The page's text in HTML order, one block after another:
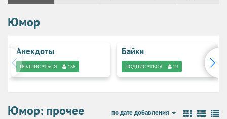
Юмор
Анекдоты
ПОДПИСАТЬСЯ 156
Байки
ПОДПИСАТЬСЯ 23
Юмор: прочее по дате добавления